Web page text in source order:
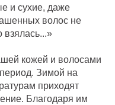
и сухие, даже
волос не
взялась...»
кожей и волосами
Зимой на
приходят
Благодаря им